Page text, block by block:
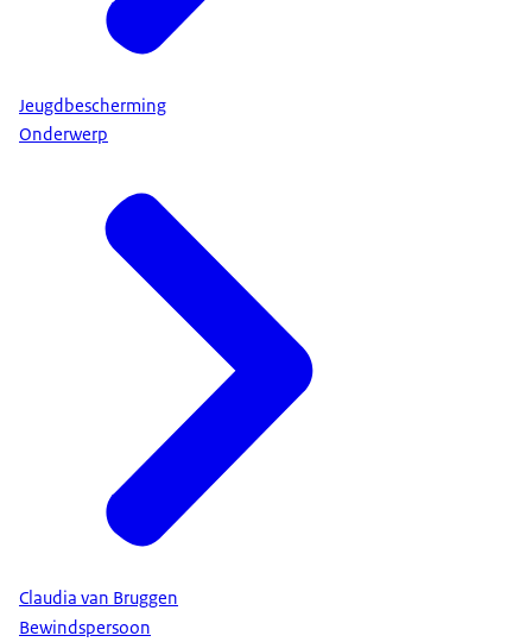
Jeugdbescherming
Onderwerp
Claudia van Bruggen
Bewindspersoon